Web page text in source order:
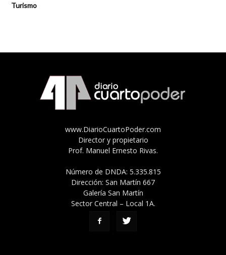
Turismo
www.DiarioCuartoPoder.com
Director y propietario
Prof. Manuel Ernesto Rivas.
Número de DNDA: 5.335.815
Dirección: San Martín 667
Galería San Martín
Sector Central – Local 1A.